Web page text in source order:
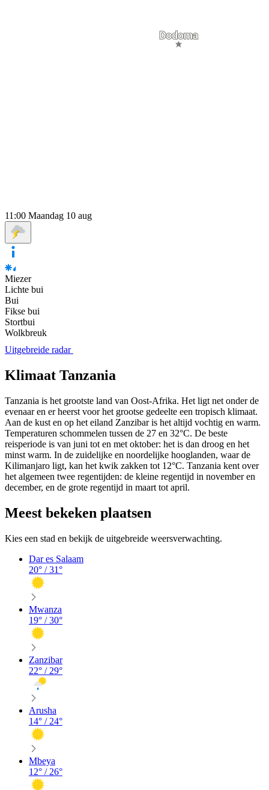
11:00 Maandag 10 aug
Miezer
Lichte bui
Bui
Fikse bui
Stortbui
Wolkbreuk
Uitgebreide radar
Klimaat Tanzania
Tanzania is het grootste land van Oost-Afrika. Het ligt net onder de
evenaar en er heerst voor het grootse gedeelte een tropisch klimaat.
Aan de kust en op het eiland Zanzibar is het altijd vochtig en warm.
Temperaturen schommelen tussen de 27 en 32°C. De beste
reisperiode is van juni tot en met oktober: het is dan droog en het
minst warm. In de zuidelijke en noordelijke hooglanden, waar de
Kilimanjaro ligt, kan het kwik zakken tot 12°C. Tanzania kent over
het algemeen twee regentijden: de kleine regentijd in november en
december, en de grote regentijd in maart tot april.
Meest bekeken plaatsen
Kies een stad en bekijk de uitgebreide weersverwachting.
Dar es Salaam
20° /31°
Mwanza
19° /30°
Zanzibar
22° / 29°
Arusha
14° / 24°
Mbeya
12° / 26°